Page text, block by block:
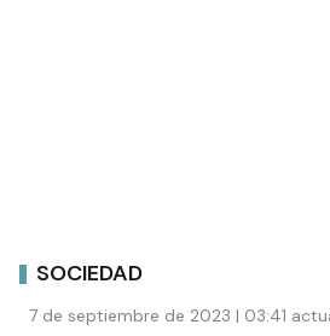
SOCIEDAD
7 de septiembre de 2023 | 03:41